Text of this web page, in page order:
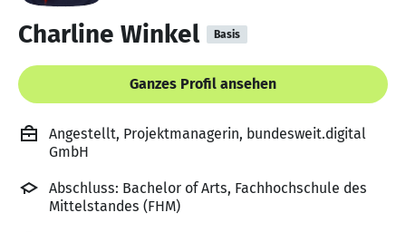
Charline Winkel Basis
Ganzes Profil ansehen
Angestellt, Projektmanagerin, bundesweit.digital
GmbH
Abschluss: Bachelor of Arts, Fachhochschule des
Mittelstandes (FHM)